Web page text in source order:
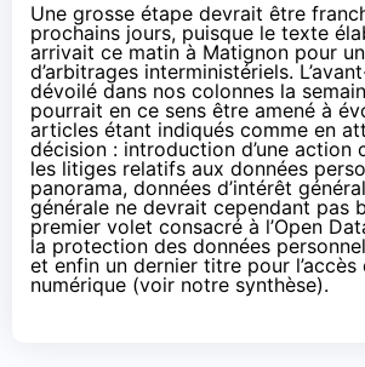
Une grosse étape devrait être
prochains jours, puisque le texte
arrivait ce matin à Matignon pour
d’arbitrages interministériels.
dévoilé dans nos colonnes la
pourrait en ce sens être amené à
articles étant indiqués comme en
décision : introduction d’une action
les litiges relatifs aux données
panorama, données d’intérêt
générale ne devrait cependant pas
premier volet consacré à l’Open
la protection des données
et enfin un dernier titre pour l’accès
numérique (voir notre synthèse).